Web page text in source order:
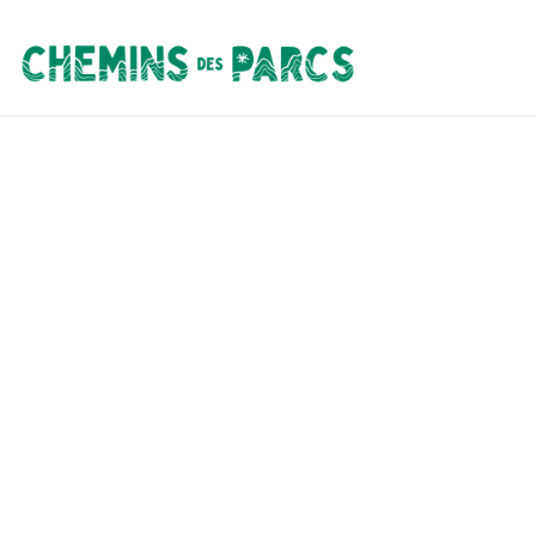
Chemins des Parcs